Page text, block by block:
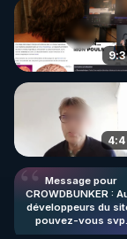
http://rgnr.li/
🌱 VIDÉOS
Toutes les
http://rgnr.li/
🌱 LES
http://rgnr.li/
Message pour
CROWDBUNKER :
développeurs du
pouvez-vous svp
remettre la